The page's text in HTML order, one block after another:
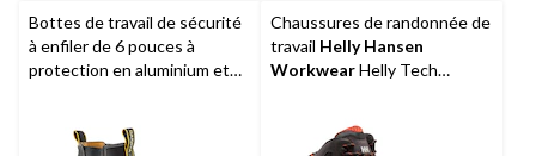
20
évaluations
7
évaluations
Bottes de travail de sécurité
à enfiler de 6 pouces à
protection en aluminium et
Chaussures de randonnée de
travail Helly Hansen
WorkwearHelly Tech
composite pour hommes